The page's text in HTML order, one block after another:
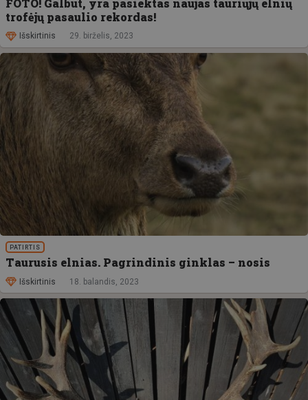
trofėjų pasaulio rekordas!
Išskirtinis 29. birželis, 2023
PATIRTIS
Taurusis elnias. Pagrindinis ginklas – nosis
Išskirtinis 18. balandis, 2023